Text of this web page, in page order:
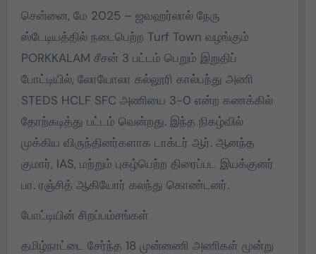
சென்னை, மே 2025 – ஜவஹர்லால் நேரு
ஸ்டேடியத்தில் நடைபெற்ற Turf Town வழங்கும்
PORKKALAM சீசன் 3 பட்டம் பெறும் இறுதிப்
போட்டியில், லோயோலா கல்லூரி கால்பந்து அணி
STEDS HCLF SFC அணியை 3-0 என்ற கணக்கில்
தோற்கடித்து பட்டம் வென்றது. இந்த நிகழ்வில்
முக்கிய விருந்தினர்களாக டாக்டர் ஆர். ஆனந்த
குமார், IAS, மற்றும் புகழ்பெற்ற திரைப்பட இயக்குனர்
பா. ரஞ்சித் ஆகியோர் கலந்து கொண்டனர்.
போட்டியின் சிறப்பம்சங்கள்
தமிழ்நாட்டை சேர்ந்த 18 முன்னணி அணிகள் மூன்று